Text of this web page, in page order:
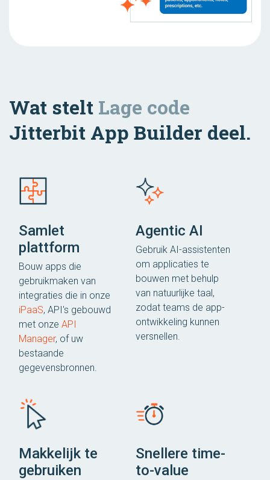
Wat stelt Lage code
Jitterbit App Builder deel.
Samlet
plattform
Bouw apps die
gebruikmaken van
integraties die in onze
iPaaS, API's gebouwd
met onze API
Manager, of uw
bestaande
gegevensbronnen.
Agentic AI
Gebruik AI-assistenten
om applicaties te
bouwen met behulp
van natuurlijke taal,
zodat teams de app-
ontwikkeling kunnen
versnellen.
Makkelijk te
gebruiken
Snellere time-
to-value